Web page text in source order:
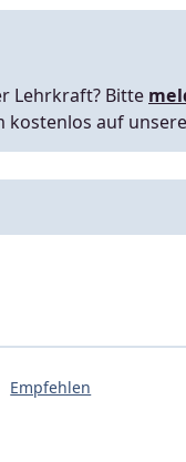
Lehrkraft? Bitte
kostenlos auf
Empfehlen